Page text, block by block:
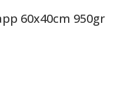
60x40cm 950gr